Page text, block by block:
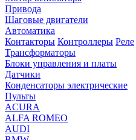
Привода
Шаговые двигатели
Автоматика
Контакторы Контроллеры Реле
Трансформаторы
Блоки управления и платы
Датчики
Конденсаторы электрические
Пульты
ACURA
ALFA ROMEO
AUDI